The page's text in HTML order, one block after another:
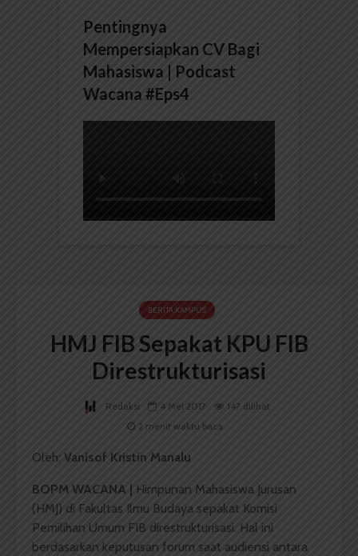
Pentingnya
Mempersiapkan CV Bagi
Mahasiswa | Podcast
Wacana #Eps4
BERITA KAMPUS
HMJ FIB Sepakat KPU FIB
Direstrukturisasi
Redaksi 4 Mei 2017
147 dilihat
2 menit waktu baca
Oleh: Vanisof Kristin Manalu
BOPM WACANA |
Himpunan Mahasiswa Jurusan
(HMJ) di Fakultas Ilmu Budaya sepakat Komisi
Pemilihan Umum FIB direstrukturisasi. Hal ini
berdasarkan keputusan forum saat audiensi antara